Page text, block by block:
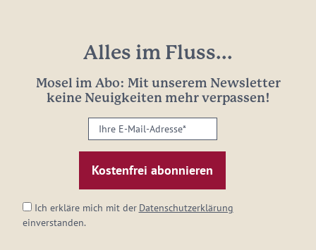
Alles im Fluss...
Mosel im Abo: Mit unserem Newsletter
keine Neuigkeiten mehr verpassen!
Ihre
E-
Mail-
Adresse:
Ich erkläre mich mit der Datenschutzerklärung
einverstanden.